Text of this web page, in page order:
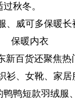
秋冬。
、威可多保暖
保暖内衣
百货还聚焦热
衫、女靴、家
鸭短款羽绒服